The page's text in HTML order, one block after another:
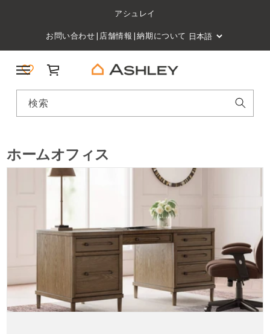
アシュレイ
お問い合わせ| 店舗情報 |納期について
検索
カート
ホームオフィス